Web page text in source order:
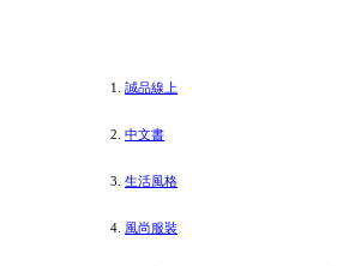
誠品線上
中文書
生活風格
風尚服裝